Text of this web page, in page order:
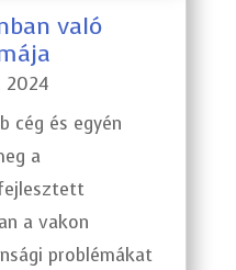
való
2024
cég és egyén
a
a vakon
problémákat